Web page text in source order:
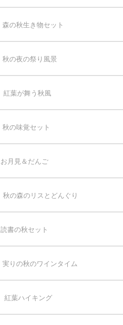
森の秋生き物セット
秋の夜の祭り風景
紅葉が舞う秋風
秋の味覚セット
お月見＆だんご
秋の森のリスとどんぐり
読書の秋セット
実りの秋のワインタイム
紅葉ハイキング